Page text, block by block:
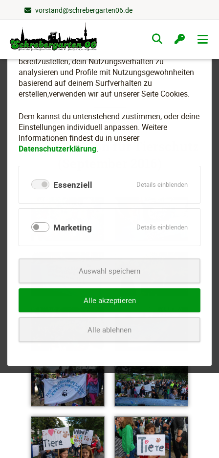
Wir nutzen Cookies
Um essenzielle Funktionen dieser Webseite
bereitzustellen, dein Nutzungsverhalten zu
analysieren und Profile mit Nutzungsgewohnheiten
basierend auf deinem Surfverhalten zu
erstellen,verwenden wir auf unserer Seite Cookies.
Dem kannst du untenstehend zustimmen, oder deine
Einstellungen individuell anpassen. Weitere
Informationen findest du in unserer
Datenschutzerklärung.
Essenziell Details einblendenfür
Marketing Details einblendenfür
Auswahl speichern
Alle akzeptieren
Alle ablehnen
vorstand@schrebergarten06.de
Navigation
überspringen
2016
Demonstration für Tierschutz
(September 2016)